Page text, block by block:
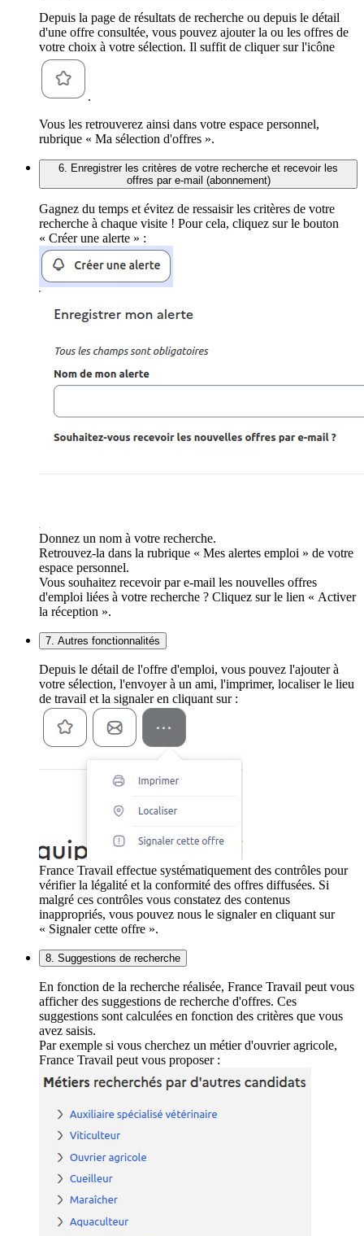
Depuis la page de résultats de recherche ou depuis le détail
d'une offre consultée, vous pouvez ajouter la ou les offres de
votre choix à votre sélection. Il suffit de cliquer sur l'icône
.
Vous les retrouverez ainsi dans votre espace personnel,
rubrique « Ma sélection d'offres ».
6. Enregistrer les critères de votre recherche et recevoir les
offres par e-mail (abonnement)
Gagnez du temps et évitez de ressaisir les critères de votre
recherche à chaque visite ! Pour cela, cliquez sur le bouton
« Créer une alerte » :
Donnez un nom à votre recherche.
Retrouvez-la dans la rubrique « Mes alertes emploi » de votre
espace personnel.
Vous souhaitez recevoir par e-mail les nouvelles offres
d'emploi liées à votre recherche ? Cliquez sur le lien « Activer
la réception ».
7. Autres fonctionnalités
Depuis le détail de l'offre d'emploi, vous pouvez l'ajouter à
votre sélection, l'envoyer à un ami, l'imprimer, localiser le lieu
de travail et la signaler en cliquant sur :
France Travail effectue systématiquement des contrôles pour
vérifier la légalité et la conformité des offres diffusées. Si
malgré ces contrôles vous constatez des contenus
inappropriés, vous pouvez nous le signaler en cliquant sur
« Signaler cette offre ».
8. Suggestions de recherche
En fonction de la recherche réalisée, France Travail peut vous
afficher des suggestions de recherche d'offres. Ces
suggestions sont calculées en fonction des critères que vous
avez saisis.
Par exemple si vous cherchez un métier d'ouvrier agricole,
France Travail peut vous proposer :